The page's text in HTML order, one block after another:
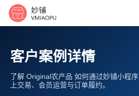
客户案例详情
了解 Original农产品 如何通过妙铺小程
上交易、会员运营与订单履约。